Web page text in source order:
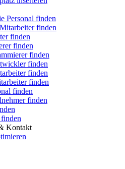
Personal finden
finden
finden
finden
finden
finden
finden
finden
finden
finden
Kontakt